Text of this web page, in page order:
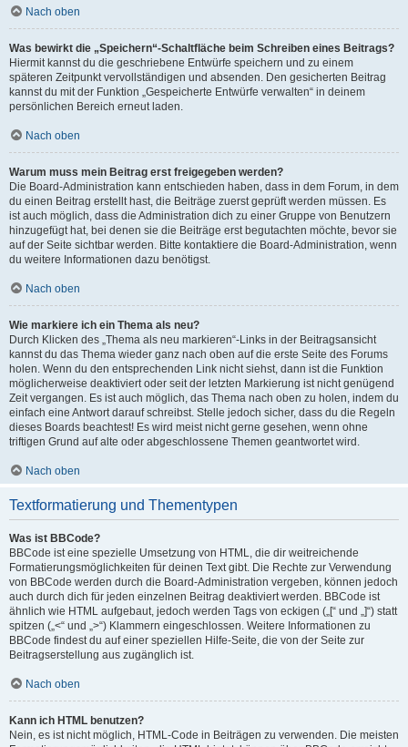
Nach oben
Was bewirkt die „Speichern“-Schaltfläche beim Schreiben eines Beitrags?
Hiermit kannst du die geschriebene Entwürfe speichern und zu einem
späteren Zeitpunkt vervollständigen und absenden. Den gesicherten Beitrag
kannst du mit der Funktion „Gespeicherte Entwürfe verwalten“ in deinem
persönlichen Bereich erneut laden.
Nach oben
Warum muss mein Beitrag erst freigegeben werden?
Die Board-Administration kann entschieden haben, dass in dem Forum, in dem
du einen Beitrag erstellt hast, die Beiträge zuerst geprüft werden müssen. Es
ist auch möglich, dass die Administration dich zu einer Gruppe von Benutzern
hinzugefügt hat, bei denen sie die Beiträge erst begutachten möchte, bevor sie
auf der Seite sichtbar werden. Bitte kontaktiere die Board-Administration, wenn
du weitere Informationen dazu benötigst.
Nach oben
Wie markiere ich ein Thema als neu?
Durch Klicken des „Thema als neu markieren“-Links in der Beitragsansicht
kannst du das Thema wieder ganz nach oben auf die erste Seite des Forums
holen. Wenn du den entsprechenden Link nicht siehst, dann ist die Funktion
möglicherweise deaktiviert oder seit der letzten Markierung ist nicht genügend
Zeit vergangen. Es ist auch möglich, das Thema nach oben zu holen, indem du
einfach eine Antwort darauf schreibst. Stelle jedoch sicher, dass du die Regeln
dieses Boards beachtest! Es wird meist nicht gerne gesehen, wenn ohne
triftigen Grund auf alte oder abgeschlossene Themen geantwortet wird.
Nach oben
Textformatierung und Thementypen
Was ist BBCode?
BBCode ist eine spezielle Umsetzung von HTML, die dir weitreichende
Formatierungsmöglichkeiten für deinen Text gibt. Die Rechte zur Verwendung
von BBCode werden durch die Board-Administration vergeben, können jedoch
auch durch dich für jeden einzelnen Beitrag deaktiviert werden. BBCode ist
ähnlich wie HTML aufgebaut, jedoch werden Tags von eckigen („[“ und „]“) statt
spitzen („<“ und „>“) Klammern eingeschlossen. Weitere Informationen zu
BBCode findest du auf einer speziellen Hilfe-Seite, die von der Seite zur
Beitragserstellung aus zugänglich ist.
Nach oben
Kann ich HTML benutzen?
Nein, es ist nicht möglich, HTML-Code in Beiträgen zu verwenden. Die meisten